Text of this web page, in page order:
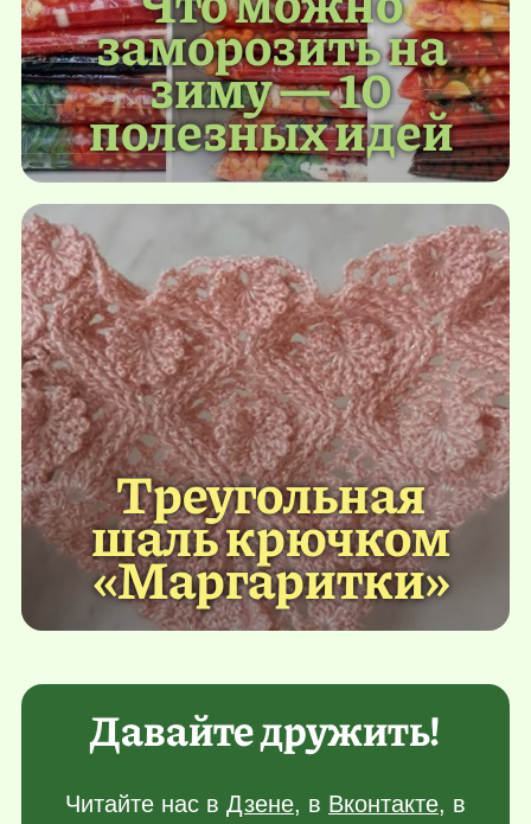
заморозить на
зиму — 10
полезных идей
Треугольная
шаль крючком
«Маргаритки»
Давайте дружить!
Читайте нас в Дзене, в Вконтакте, в